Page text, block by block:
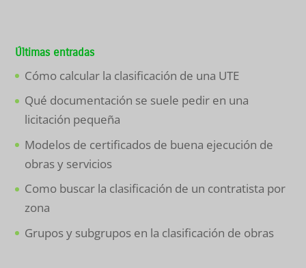
Últimas entradas
Cómo calcular la clasificación de una UTE
Qué documentación se suele pedir en una
licitación pequeña
Modelos de certificados de buena ejecución de
obras y servicios
Como buscar la clasificación de un contratista por
zona
Grupos y subgrupos en la clasificación de obras